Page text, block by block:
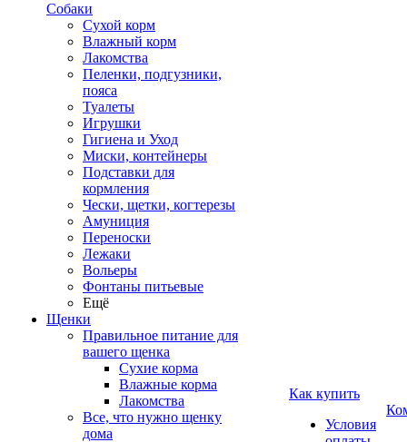
Собаки
Сухой корм
Влажный корм
Лакомства
Пеленки, подгузники,
пояса
Туалеты
Игрушки
Гигиена и Уход
Миски, контейнеры
Подставки для
кормления
Чески, щетки, когтерезы
Амуниция
Переноски
Лежаки
Вольеры
Фонтаны питьевые
Ещё
Щенки
Правильное питание для
вашего щенка
Сухие корма
Влажные корма
Лакомства
Все, что нужно щенку
дома
Как купить
Условия